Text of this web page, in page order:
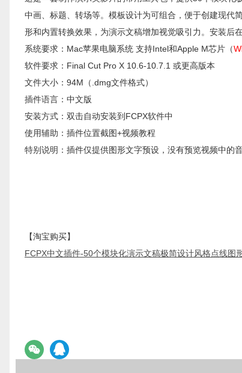
中画、标题、转场等。模板设计为可组合，便于创建现代
形和内置转换效果，为演示文稿增加视觉吸引力。安装后
系统要求：Mac苹果电脑系统 支持Intel和Apple M芯片（
软件要求：Final Cut Pro X 10.6-10.7.1 或更高版本
文件大小：94M（.dmg文件格式）
插件语言：中文版
安装方式：双击自动安装到FCPX软件中
使用辅助：插件位置截图+视频教程
特别说明：插件仅提供图形文字预设，没有预览视频中的
【淘宝购买】
FCPX中文插件-50个模块化演示文稿极简设计风格点线图